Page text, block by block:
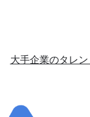
大手企業のタレ